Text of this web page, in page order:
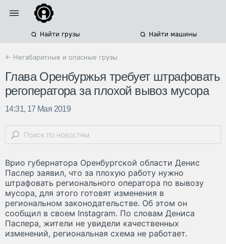
Найти грузы Найти машины
← Негабаритные и опасные грузы
Глава Оренбуржья требует штрафовать
регоператора за плохой вывоз мусора
14:31, 17 Мая 2019
Врио губернатора Оренбургской области Денис
Паслер заявил, что за плохую работу нужно
штрафовать регионального оператора по вывозу
мусора, для этого готовят изменения в
региональном законодательстве. Об этом он
сообщил в своем Instagram. По словам Дениса
Паслера, жители не увидели качественных
изменений, региональная схема не работает.